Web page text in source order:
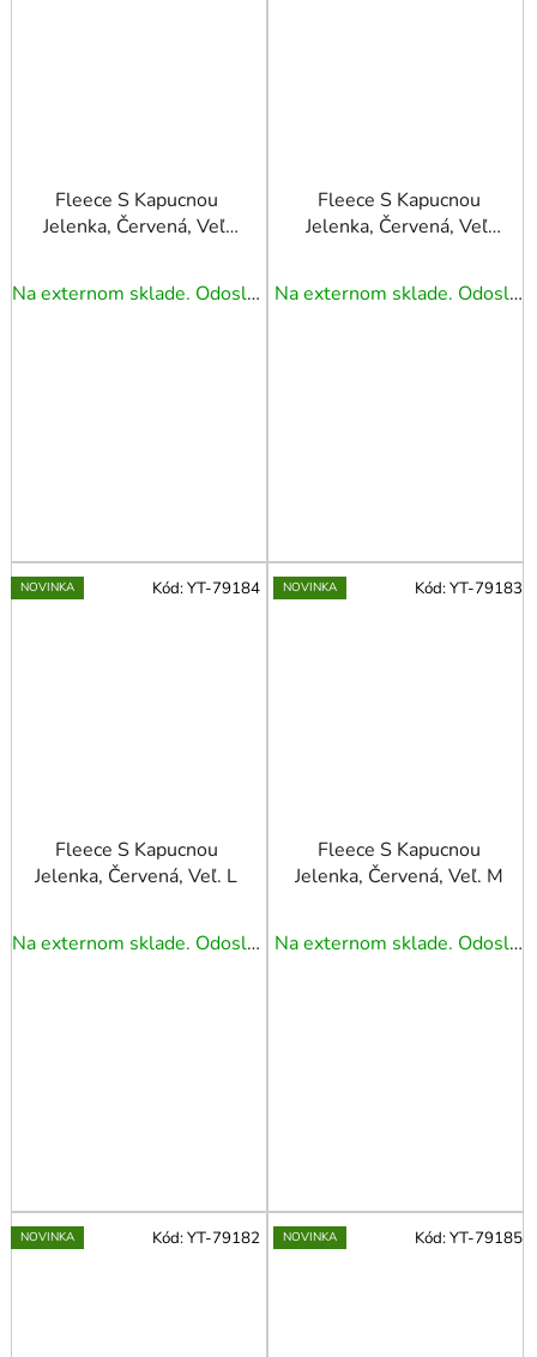
Fleece S Kapucnou
Jelenka, Červená, Veľ.
Na externom sklade. Odoslanie 5 - 7 prac. dní.
Fleece S Kapucnou
Jelenka, Červená, Veľ.
Na externom sklade. Odoslanie 5 - 7 prac. dní.
NOVINKA
Fleece S Kapucnou
Jelenka, Červená, Veľ. L
Na externom sklade. Odoslanie 5 - 7 prac. dní.
Kód:YT-79184 NOVINKA
Fleece S Kapucnou
Jelenka, Červená, Veľ. M
Na externom sklade. Odoslanie 5 - 7 prac. dní.
Kód:YT-79183
NOVINKA Kód:YT-79182 NOVINKA Kód:YT-79185